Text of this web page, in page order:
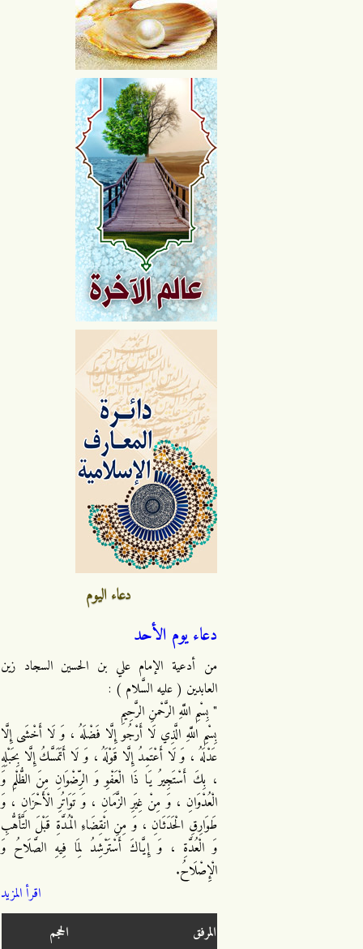
دعاء اليوم
دعاء يوم الأحد
من أدعية الإمام علي بن الحسين السجاد زين
العابدين ( عليه السَّلام ) :
" بِسْمِ اللَّهِ الرَّحْمنِ الرَّحِيمِ
بِسْمِ اللَّهِ الَّذِي لَا أَرْجُو إِلَّا فَضْلَهُ ، وَ لَا أَخْشَى إِلَّا
عَدْلَهُ ، وَ لَا أَعْتَمِدُ إِلَّا قَوْلَهُ ، وَ لَا أَتَمَسَّكُ إِلَّا بِحَبْلِهِ
، بِكَ أَسْتَجِيرُ يَا ذَا الْعَفْوِ وَ الرِّضْوَانِ مِنَ الظُّلْمِ وَ
الْعُدْوَانِ ، وَ مِنْ غِيَرِ الزَّمَانِ ، وَ تَوَاتُرِ الْأَحْزَانِ ، وَ
طَوَارِقِ الْحَدَثَانِ ، وَ مِنِ انْقِضَاءِ الْمُدَّةِ قَبْلَ التَّأَهُّبِ
وَ الْعُدَّةِ ، وَ إِيَّاكَ أَسْتَرْشِدُ لِمَا فِيهِ الصَّلَاحُ وَ
الْإِصْلَاحُ.
اقرأ المزيد
المرفق
الحجم